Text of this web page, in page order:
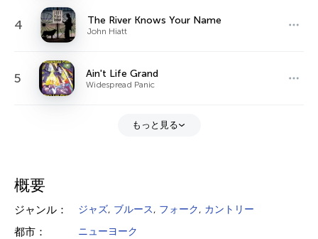
4 The River Knows Your Name
John Hiatt
5 Ain't Life Grand
Widespread Panic
もっと見る
概要
ジャンル： ジャズ, ブルース, フォーク, カントリー
都市： ニューヨーク